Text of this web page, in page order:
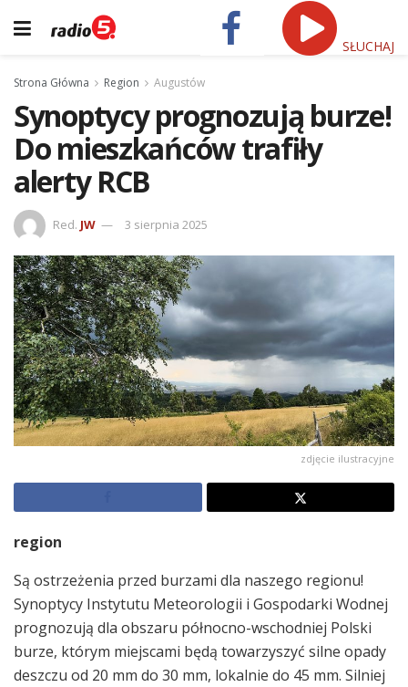
SŁUCHAJ
Strona Główna Region Augustów
Synoptycy prognozują burze!
Do mieszkańców trafiły
alerty RCB
Red. JW 3 sierpnia 2025
zdjęcie ilustracyjne
region
Są ostrzeżenia przed burzami dla naszego regionu!
Synoptycy Instytutu Meteorologii i Gospodarki Wodnej
prognozują dla obszaru północno-wschodniej Polski
burze, którym miejscami będą towarzyszyć silne opady
deszczu od 20 mm do 30 mm, lokalnie do 45 mm. Silniej